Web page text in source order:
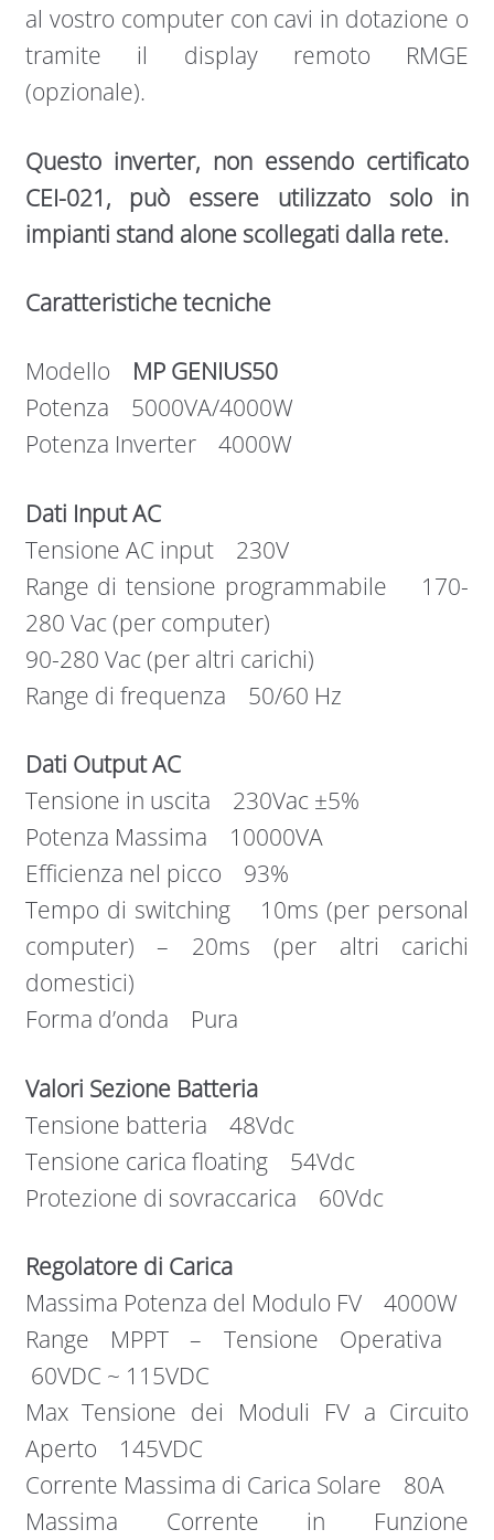
al vostro computer con cavi in dotazione o
tramite il display remoto RMGE
(opzionale).
Questo inverter, non essendo certificato
CEI-021, può essere utilizzato solo in
impianti stand alone scollegati dalla rete.
Caratteristiche tecniche
Modello MP GENIUS50
Potenza 5000VA/4000W
Potenza Inverter 4000W
Dati Input AC
Tensione AC input 230V
Range di tensione programmabile 170-
280 Vac (per computer)
90-280 Vac (per altri carichi)
Range di frequenza 50/60 Hz
Dati Output AC
Tensione in uscita 230Vac ±5%
Potenza Massima 10000VA
Efficienza nel picco 93%
Tempo di switching 10ms (per personal
computer) – 20ms (per altri carichi
domestici)
Forma d’onda Pura
Valori Sezione Batteria
Tensione batteria 48Vdc
Tensione carica floating 54Vdc
Protezione di sovraccarica 60Vdc
Regolatore di Carica
Massima Potenza del Modulo FV 4000W
Range MPPT – Tensione Operativa
60VDC ~ 115VDC
Max Tensione dei Moduli FV a Circuito
Aperto 145VDC
Corrente Massima di Carica Solare 80A
Massima Corrente in Funzione